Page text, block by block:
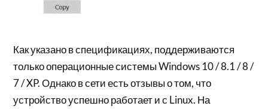
Как указано в спецификациях, поддерживаются
только операционные системы Windows 10 / 8.1 / 8 /
7 / XP. Однако в сети есть отзывы о том, что
устройство успешно работает и с Linux. На